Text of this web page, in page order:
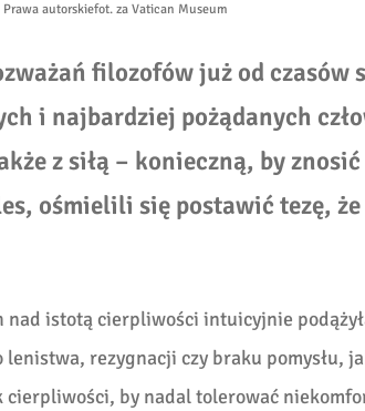
Prawa autorskiefot. za Vatican Museum
filozofów już od czasów
i najbardziej pożądanych
z siłą – konieczną, by
ośmielili się postawić tezę,
istotą cierpliwości intuicyjnie
rezygnacji czy braku pomysłu,
cierpliwości, by nadal tolerować